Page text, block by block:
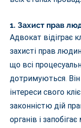
1. Захист прав
Адвокат відіграє
захисті прав
що всі
дотримуються.
інтереси свого
законністю дій
органів і